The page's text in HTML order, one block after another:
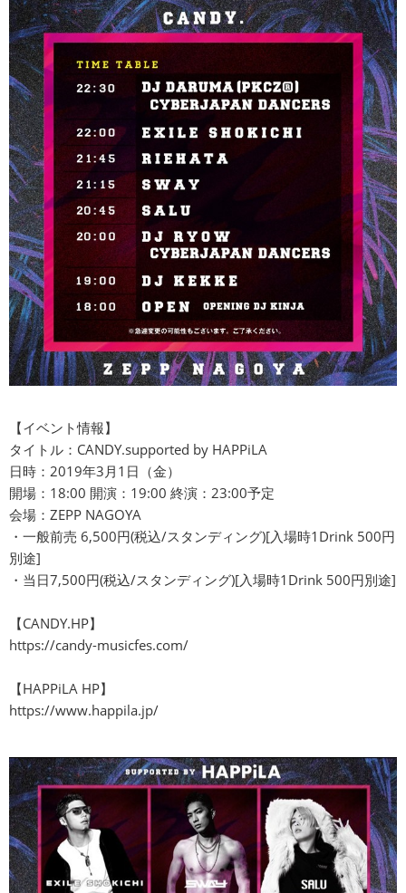
【イベント情報】
タイトル：CANDY.supported by HAPPiLA
日時：2019年3月1日（金）
開場：18:00 開演：19:00 終演：23:00予定
会場：ZEPP NAGOYA
・一般前売 6,500円(税込/スタンディング)[入場時1Drink 500円
別途]
・当日7,500円(税込/スタンディング)[入場時1Drink 500円別途]
【CANDY.HP】
https://candy-musicfes.com/
【HAPPiLA HP】
https://www.happila.jp/